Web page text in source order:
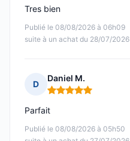
Publié le 08/08/2026 à 06h09
suite à un achat du 28/07/2026
Tres bien
D
Daniel M.
Note : 5 sur 5
Publié le 08/08/2026 à 05h50
Parfait